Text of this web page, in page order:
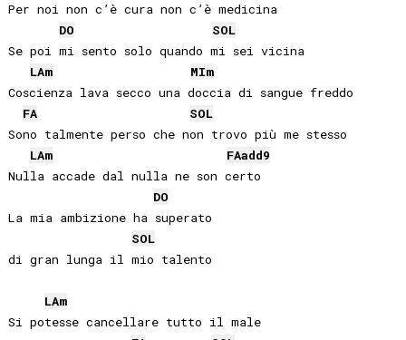
Per noi non c’è cura non c’è medicina
DO
SOL
Se poi mi sento solo quando mi sei vicina
LAm MIm
Coscienza lava secco una doccia di sangue freddo
FA
SOL
Sono talmente perso che non trovo più me stesso
LAm FAadd9
Nulla accade dal nulla ne son certo
DO
La mia ambizione ha superato
SOL
di gran lunga il mio talento
LAm
Si potesse cancellare tutto il male